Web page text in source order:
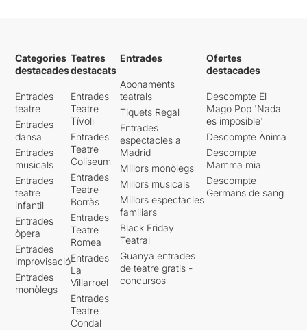
Categories
destacades
Entrades
teatre
Entrades
dansa
Entrades
musicals
Entrades
teatre
infantil
Entrades
òpera
Entrades
improvisació
Entrades
monòlegs
Teatres
destacats
Entrades
Teatre
Tívoli
Entrades
Teatre
Coliseum
Entrades
Teatre
Borràs
Entrades
Teatre
Romea
Entrades
La
Villarroel
Entrades
Teatre
Condal
Entrades
Abonaments
teatrals
Tiquets Regal
Entrades
espectacles a
Madrid
Millors monòlegs
Millors musicals
Millors espectacles
familiars
Black Friday
Teatral
Guanya entrades
de teatre gratis -
concursos
Ofertes
destacades
Descompte El
Mago Pop 'Nada
es imposible'
Descompte Ànima
Descompte
Mamma mia
Descompte
Germans de sang